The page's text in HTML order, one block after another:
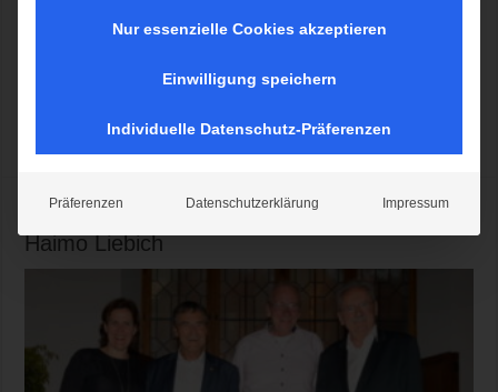
Münchens OB Dieter Reiter hat zum traditionellen Neujahrsempfang
Verleihung der Kerschensteiner Medaille an
Haimo Liebich
Nur essenzielle Cookies akzeptieren
Einwilligung speichern
Individuelle Datenschutz-Präferenzen
Präferenzen Datenschutzerklärung Impressum